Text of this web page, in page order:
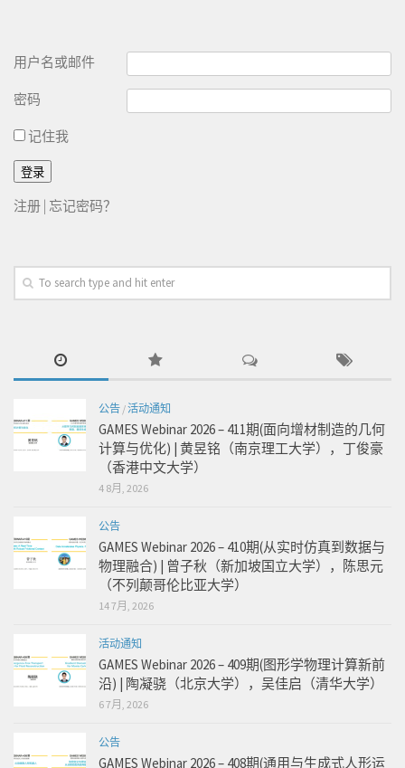
用户名或邮件
密码
记住我
注册 忘记密码？
公告 /活动通知
GAMES Webinar 2026 – 411期(面向增材制造的几何
计算与优化) | 黄昱铭（南京理工大学），丁俊豪
（香港中文大学）
4 8月, 2026
公告
GAMES Webinar 2026 – 410期(从实时仿真到数据与
物理融合) | 曾子秋（新加坡国立大学），陈思元
（不列颠哥伦比亚大学）
14 7月, 2026
活动通知
GAMES Webinar 2026 – 409期(图形学物理计算新前
沿) | 陶凝骁（北京大学），吴佳启（清华大学）
6 7月, 2026
公告
GAMES Webinar 2026 – 408期(通用与生成式人形运